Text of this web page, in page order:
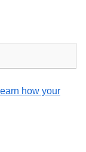
how your